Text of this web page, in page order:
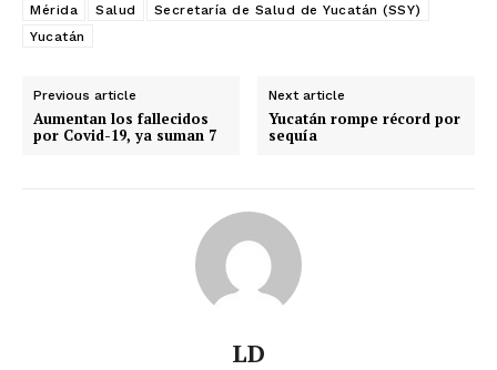
Mérida
Salud
Secretaría de Salud de Yucatán (SSY)
Yucatán
Previous article
Aumentan los fallecidos
por Covid-19, ya suman 7
Next article
Yucatán rompe récord por
sequía
LD